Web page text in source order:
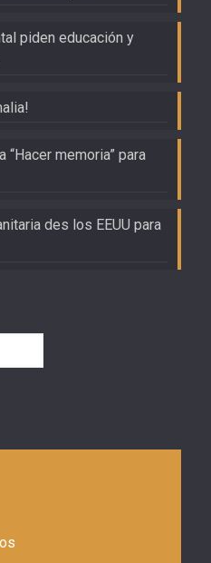
piden educación y
“Hacer memoria” para
des los EEUU para